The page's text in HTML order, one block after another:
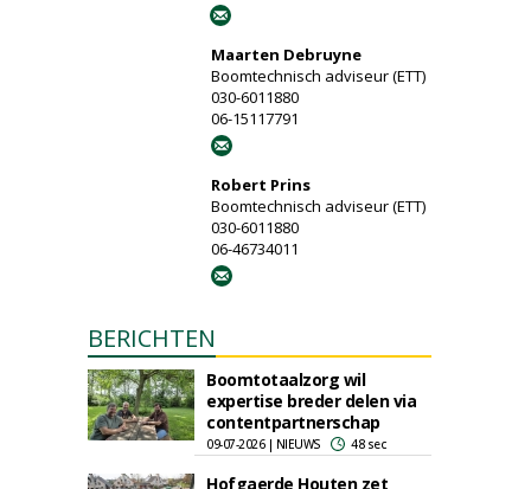
Maarten Debruyne
Boomtechnisch adviseur (ETT)
030-6011880
06-15117791
Robert Prins
Boomtechnisch adviseur (ETT)
030-6011880
06-46734011
BERICHTEN
Boomtotaalzorg wil
expertise breder delen via
contentpartnerschap
09-07-2026 | NIEUWS 48 sec
Hofgaerde Houten zet